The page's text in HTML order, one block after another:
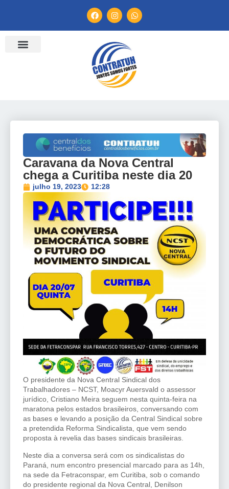
Caravana da Nova Central
chega a Curitiba neste dia 20
julho 19, 2023 12:28
O presidente da Nova Central Sindical dos
Trabalhadores – NCST, Moacyr Auersvald o assessor
jurídico, Cristiano Meira seguem nesta quinta-feira na
maratona pelos estados brasileiros, conversando com
as bases e levando a posição da Central Sindical sobre
a pretendida Reforma Sindicalista, que vem sendo
proposta à revelia das bases sindicais brasileiras.
Neste dia a conversa será com os sindicalistas do
Paraná, num encontro presencial marcado para as 14h,
na sede da Fetraconspar, em Curitiba, sob o comando
do presidente regional da Nova Central, Denilson